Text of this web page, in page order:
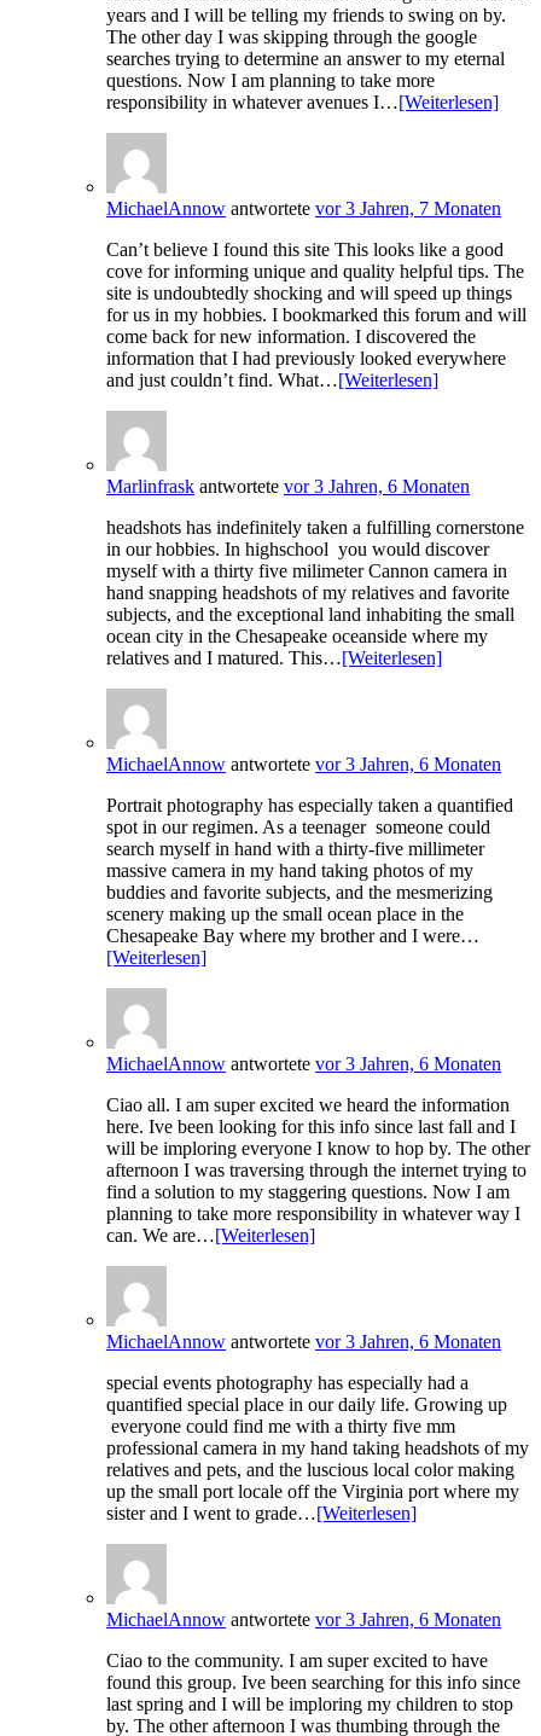
years and I will be telling my friends to swing on by.
The other day I was skipping through the google
searches trying to determine an answer to my eternal
questions. Now I am planning to take more
responsibility in whatever avenues I…[Weiterlesen]
MichaelAnnow antwortete vor 3 Jahren, 7 Monaten
Can’t believe I found this site This looks like a good
cove for informing unique and quality helpful tips. The
site is undoubtedly shocking and will speed up things
for us in my hobbies. I bookmarked this forum and will
come back for new information. I discovered the
information that I had previously looked everywhere
and just couldn’t find. What…[Weiterlesen]
Marlinfrask antwortete vor 3 Jahren, 6 Monaten
headshots has indefinitely taken a fulfilling cornerstone
in our hobbies. In highschool you would discover
myself with a thirty five milimeter Cannon camera in
hand snapping headshots of my relatives and favorite
subjects, and the exceptional land inhabiting the small
ocean city in the Chesapeake oceanside where my
relatives and I matured. This…[Weiterlesen]
MichaelAnnow antwortete vor 3 Jahren, 6 Monaten
Portrait photography has especially taken a quantified
spot in our regimen. As a teenager someone could
search myself in hand with a thirty-five millimeter
massive camera in my hand taking photos of my
buddies and favorite subjects, and the mesmerizing
scenery making up the small ocean place in the
Chesapeake Bay where my brother and I were…
[Weiterlesen]
MichaelAnnow antwortete vor 3 Jahren, 6 Monaten
Ciao all. I am super excited we heard the information
here. Ive been looking for this info since last fall and I
will be imploring everyone I know to hop by. The other
afternoon I was traversing through the internet trying to
find a solution to my staggering questions. Now I am
planning to take more responsibility in whatever way I
can. We are…[Weiterlesen]
MichaelAnnow antwortete vor 3 Jahren, 6 Monaten
special events photography has especially had a
quantified special place in our daily life. Growing up
everyone could find me with a thirty five mm
professional camera in my hand taking headshots of my
relatives and pets, and the luscious local color making
up the small port locale off the Virginia port where my
sister and I went to grade…[Weiterlesen]
MichaelAnnow antwortete vor 3 Jahren, 6 Monaten
Ciao to the community. I am super excited to have
found this group. Ive been searching for this info since
last spring and I will be imploring my children to stop
by. The other afternoon I was thumbing through the